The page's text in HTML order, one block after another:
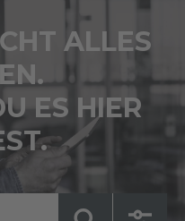
ALLES
ES HIER